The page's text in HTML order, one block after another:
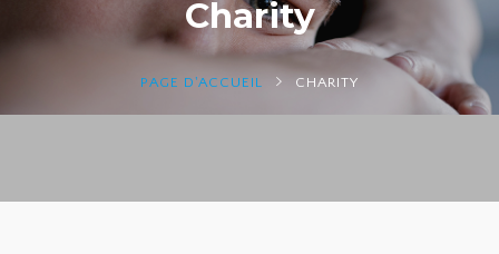
Charity
PAGE D'ACCUEIL CHARITY